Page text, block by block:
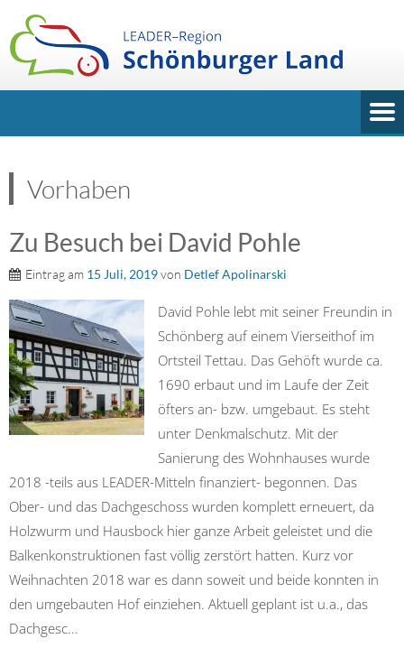
Vorhaben
Zu Besuch bei David Pohle
Eintrag am 15 Juli, 2019von Detlef Apolinarski
David Pohle lebt mit seiner Freundin in
Schönberg auf einem Vierseithof im
Ortsteil Tettau. Das Gehöft wurde ca.
1690 erbaut und im Laufe der Zeit
öfters an- bzw. umgebaut. Es steht
unter Denkmalschutz. Mit der
Sanierung des Wohnhauses wurde
2018 -teils aus LEADER-Mitteln finanziert- begonnen. Das
Ober- und das Dachgeschoss wurden komplett erneuert, da
Holzwurm und Hausbock hier ganze Arbeit geleistet und die
Balkenkonstruktionen fast völlig zerstört hatten. Kurz vor
Weihnachten 2018 war es dann soweit und beide konnten in
den umgebauten Hof einziehen. Aktuell geplant ist u.a., das
Dachgesc...